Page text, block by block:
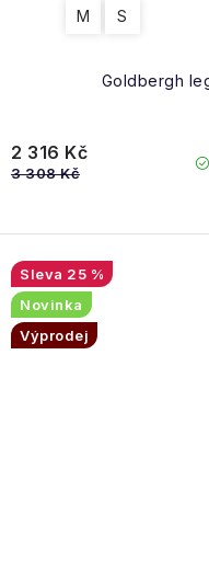
Goldbergh
M S
2 316 Kč
3 308 Kč
25 %
Novinka
Výprodej